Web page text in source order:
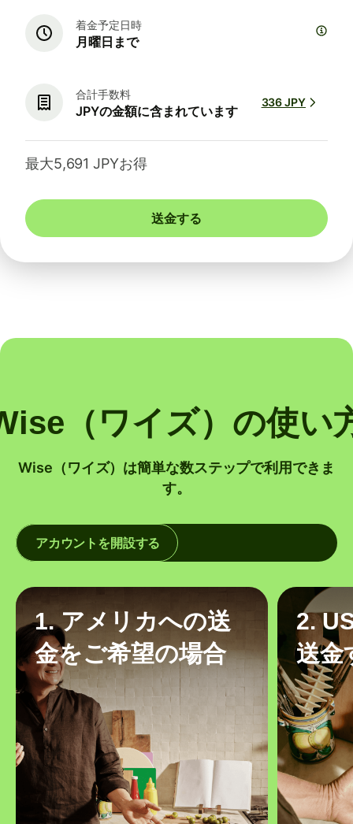
着金予定日時
月曜日まで
合計手数料
JPYの金額に含まれています
336 JPY
最大5,691 JPYお得
送金する
（ワイズ）の使い
Wise（ワイズ）は簡単な数ステップで利用できま
す。
アカウントを開設する
1. アメリカへの送
金をご希望の場合
2.
送金